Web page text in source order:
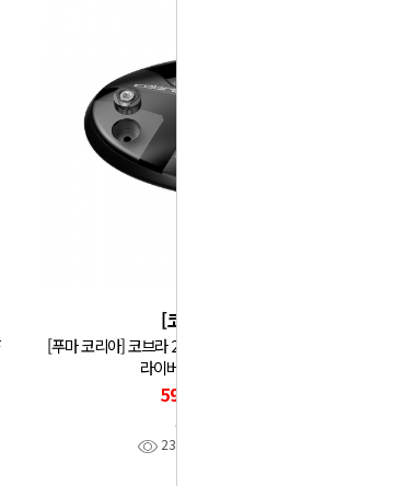
[코브라]
[푸마 코리아] 코브라 26년 킹 미니 KING MINI 드
라이버 13.5도 GF
594,000
코브라
230